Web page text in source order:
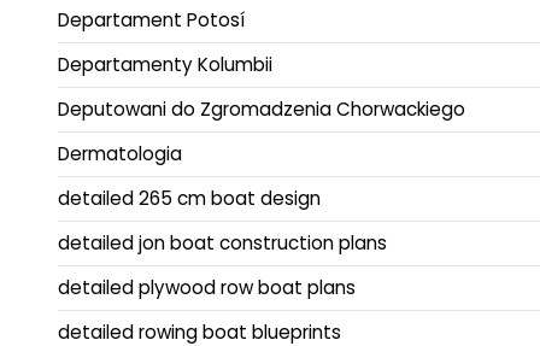
Departament Potosí
Departamenty Kolumbii
Deputowani do Zgromadzenia Chorwackiego
Dermatologia
detailed 265 cm boat design
detailed jon boat construction plans
detailed plywood row boat plans
detailed rowing boat blueprints